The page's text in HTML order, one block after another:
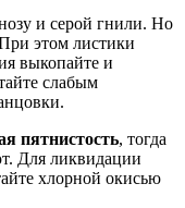
и серой гнили. Но
этом листики
выкопайте и
слабым
пятнистость, тогда
Для ликвидации
хлорной окисью